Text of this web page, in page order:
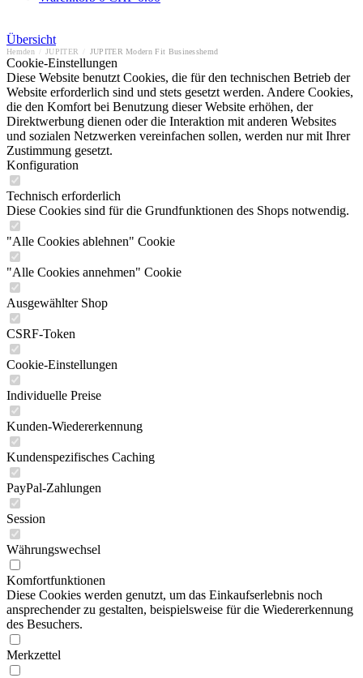
Übersicht
Hemden JUPITER JUPITER Modern Fit Businesshemd
Cookie-Einstellungen
Diese Website benutzt Cookies, die für den technischen Betrieb der
Website erforderlich sind und stets gesetzt werden. Andere Cookies,
die den Komfort bei Benutzung dieser Website erhöhen, der
Direktwerbung dienen oder die Interaktion mit anderen Websites
und sozialen Netzwerken vereinfachen sollen, werden nur mit Ihrer
Zustimmung gesetzt.
Konfiguration
Technisch erforderlich
Diese Cookies sind für die Grundfunktionen des Shops notwendig.
"Alle Cookies ablehnen" Cookie
"Alle Cookies annehmen" Cookie
Ausgewählter Shop
CSRF-Token
Cookie-Einstellungen
Individuelle Preise
Kunden-Wiedererkennung
Kundenspezifisches Caching
PayPal-Zahlungen
Session
Währungswechsel
Komfortfunktionen
Diese Cookies werden genutzt, um das Einkaufserlebnis noch
ansprechender zu gestalten, beispielsweise für die Wiedererkennung
des Besuchers.
Merkzettel